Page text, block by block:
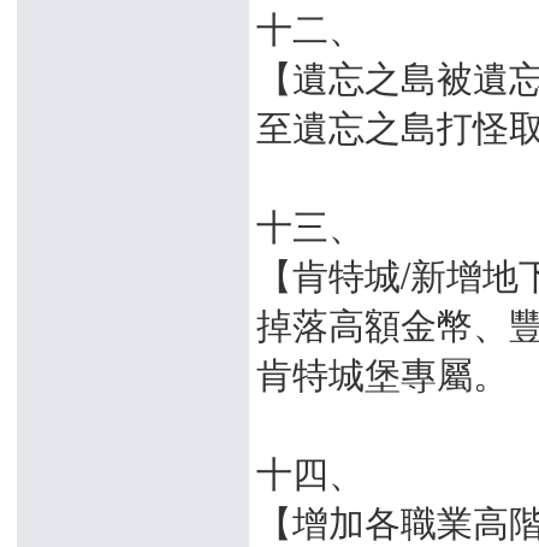
十二、
【遺忘之島被遺
至遺忘之島打怪
十三、
【肯特城/新增
掉落高額金幣、
肯特城堡專屬。
十四、
【增加各職業高